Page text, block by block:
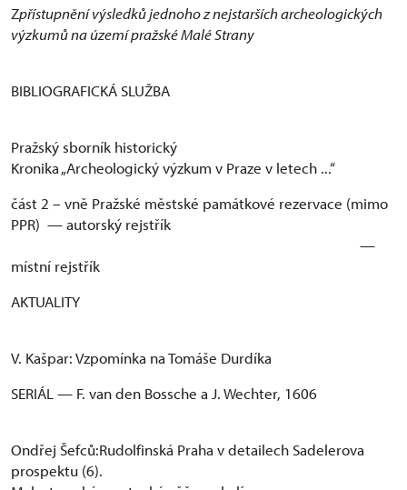
Zpřístupnění výsledků jednoho z nejstarších archeologických
výzkumů na území pražské Malé Strany
BIBLIOGRAFICKÁ SLUŽBA
Pražský sborník historický
Kronika „Archeologický výzkum v Praze v letech ...“
část 2 – vně Pražské městské památkové rezervace (mimo
PPR) — autorský rejstřík
—
místní rejstřík
AKTUALITY
V. Kašpar: Vzpomínka na Tomáše Durdíka
SERIÁL — F. van den Bossche a J. Wechter, 1606
Ondřej Šefců:Rudolfinská Praha v detailech Sadelerova
prospektu (6).